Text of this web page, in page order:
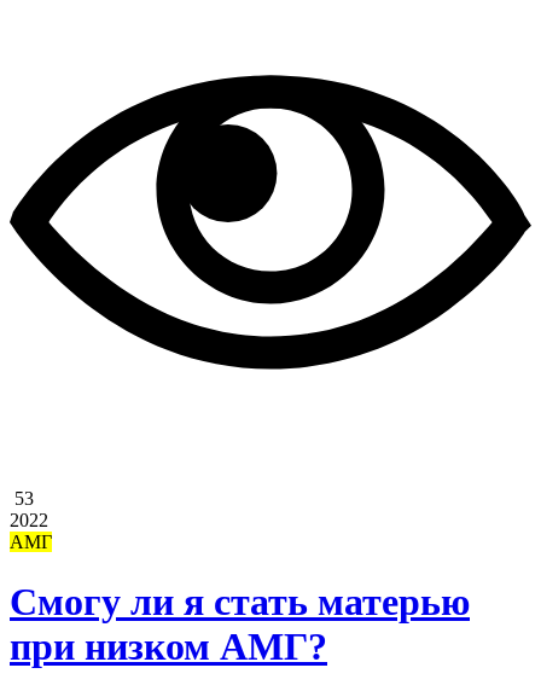
53
2022
АМГ
Смогу ли я стать матерью
при низком АМГ?